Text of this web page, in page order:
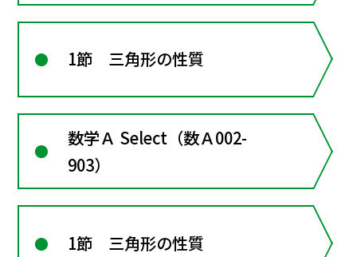
1節 三角形の性質
数学Ａ Select（数Ａ002-
903）
1節 三角形の性質